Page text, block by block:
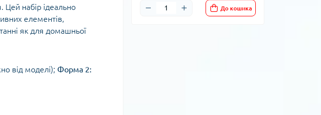
До кошика
Цей набір ідеально
елементів,
як для домашньої
від моделі); Форма 2: